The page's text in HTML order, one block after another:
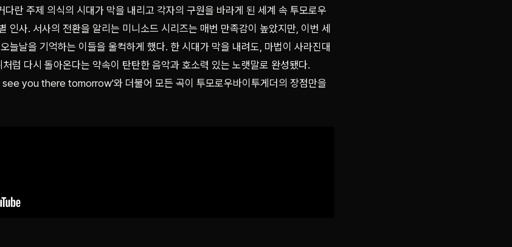
다란 주제 의식의 시대가 막을 내리고 각자의 구원을 바라게 된 세계 속 투모로우
인사. 서사의 전환을 알리는 미니소드 시리즈는 매번 만족감이 높았지만, 이번 세
늘날을 기억하는 이들을 울컥하게 했다. 한 시대가 막을 내려도, 마법이 사라진대
럼 다시 돌아온다는 약속이 탄탄한 음악과 호소력 있는 노랫말로 완성됐다.
you there tomorrow'와 더불어 모든 곡이 투모로우바이투게더의 장점만을